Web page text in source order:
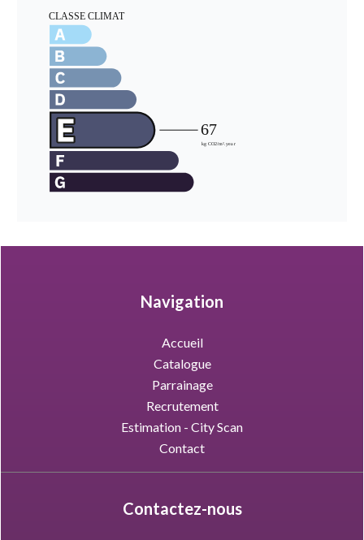
Navigation
Accueil
Catalogue
Parrainage
Recrutement
Estimation - City Scan
Contact
Contactez-nous